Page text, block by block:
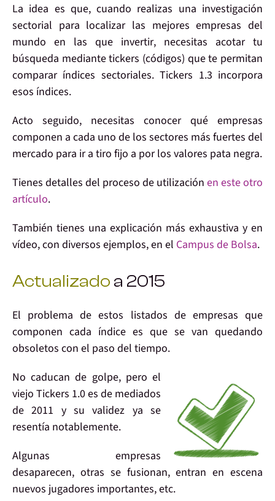
La idea es que, cuando realizas una investigación
sectorial para localizar las mejores empresas del
mundo en las que invertir, necesitas acotar tu
búsqueda mediante tickers (códigos) que te permitan
comparar índices sectoriales. Tickers 1.3 incorpora
esos índices.
Acto seguido, necesitas conocer qué empresas
componen a cada uno de los sectores más fuertes del
mercado para ir a tiro fijo a por los valores pata negra.
Tienes detalles del proceso de utilización en este otro
artículo.
También tienes una explicación más exhaustiva y en
vídeo, con diversos ejemplos, en el Campus de Bolsa.
Actualizado a 2015
El problema de estos listados de empresas que
componen cada índice es que se van quedando
obsoletos con el paso del tiempo.
No caducan de golpe, pero el
viejo Tickers 1.0es de mediados
de2011 y su validez ya se
resentía notablemente.
Algunas empresas
desaparecen, otras se fusionan, entran en escena
nuevos jugadores importantes, etc.